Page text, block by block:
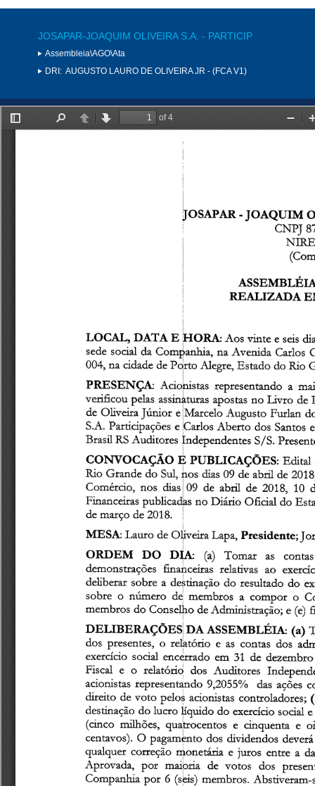
JOSAPAR-JOAQUIM OLIVEIRA S.A. - PARTICIP
Assembleia\AGO\Ata
DRI: AUGUSTO LAURO DE OLIVEIRA JR - (FCA V1)